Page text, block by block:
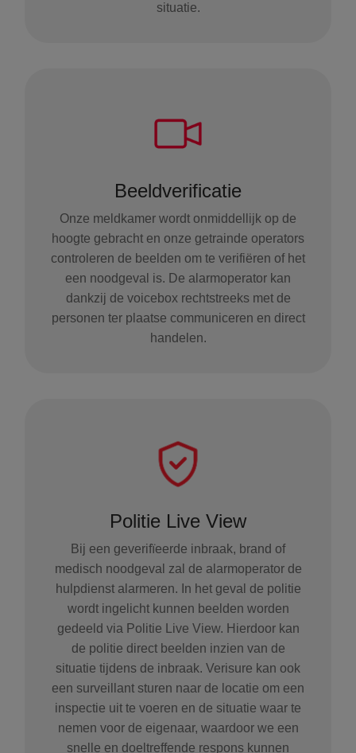
situatie.
Beeldverificatie
Onze meldkamer wordt onmiddellijk op de
hoogte gebracht en onze getrainde operators
controleren de beelden om te verifiëren of het
een noodgeval is. De alarmoperator kan
dankzij de voicebox rechtstreeks met de
personen ter plaatse communiceren en direct
handelen.
Politie Live View
Bij een geverifïeerde inbraak, brand of
medisch noodgeval zal de alarmoperator de
hulpdienst alarmeren. In het geval de politie
wordt ingelicht kunnen beelden worden
gedeeld via Politie Live View. Hierdoor kan
de politie direct beelden inzien van de
situatie tijdens de inbraak. Verisure kan ook
een surveillant sturen naar de locatie om een
inspectie uit te voeren en de situatie waar te
nemen voor de eigenaar, waardoor we een
snelle en doeltreffende respons kunnen